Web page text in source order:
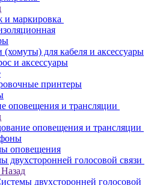
и маркировка
для кабеля и аксессуары
и аксессуары
принтеры
оповещения и трансляции
оповещения и трансляции
оповещения
двухсторонней голосовой связи
Назад
двухсторонней голосовой